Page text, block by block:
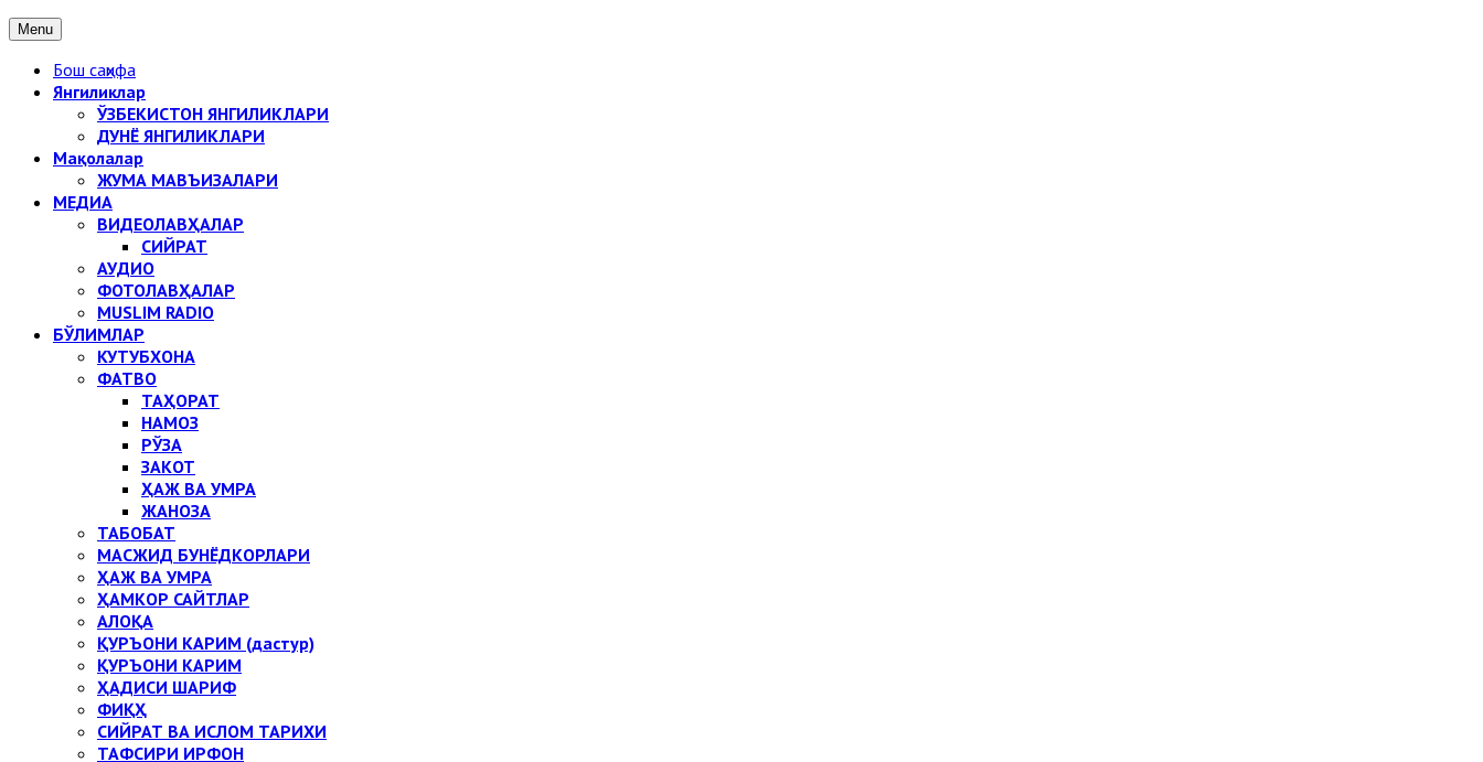
Menu
Бош саҳифа
Янгиликлар
ЎЗБЕКИСТОН ЯНГИЛИКЛАРИ
ДУНЁ ЯНГИЛИКЛАРИ
Мақолалар
ЖУМА МАВЪИЗАЛАРИ
МЕДИА
ВИДЕОЛАВҲАЛАР
СИЙРАТ
АУДИО
ФОТОЛАВҲАЛАР
MUSLIM RADIO
БЎЛИМЛАР
КУТУБХОНА
ФАТВО
ТАҲОРАТ
НАМОЗ
РЎЗА
ЗАКОТ
ҲАЖ ВА УМРА
ЖАНОЗА
ТАБОБАТ
МАСЖИД БУНЁДКОРЛАРИ
ҲАЖ ВА УМРА
ҲАМКОР САЙТЛАР
АЛОҚА
ҚУРЪОНИ КАРИМ (дастур)
ҚУРЪОНИ КАРИМ
ҲАДИСИ ШАРИФ
ФИҚҲ
СИЙРАТ ВА ИСЛОМ ТАРИХИ
ТАФСИРИ ИРФОН